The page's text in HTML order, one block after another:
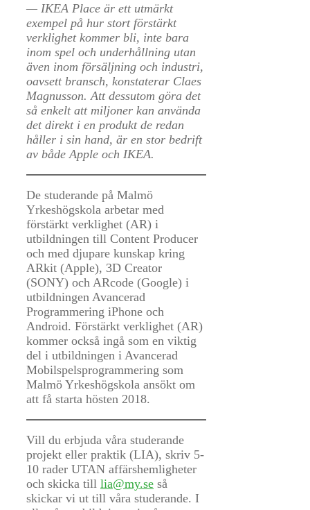
— IKEA Place är ett utmärkt
exempel på hur stort förstärkt
verklighet kommer bli, inte bara
inom spel och underhållning utan
även inom försäljning och industri,
oavsett bransch, konstaterar Claes
Magnusson. Att dessutom göra det
så enkelt att miljoner kan använda
det direkt i en produkt de redan
håller i sin hand, är en stor bedrift
av både Apple och IKEA.
De studerande på Malmö
Yrkeshögskola arbetar med
förstärkt verklighet (AR) i
utbildningen till Content Producer
och med djupare kunskap kring
ARkit (Apple), 3D Creator
(SONY) och ARcode (Google) i
utbildningen Avancerad
Programmering iPhone och
Android. Förstärkt verklighet (AR)
kommer också ingå som en viktig
del i utbildningen i Avancerad
Mobilspelsprogrammering som
Malmö Yrkeshögskola ansökt om
att få starta hösten 2018.
Vill du erbjuda våra studerande
projekt eller praktik (LIA), skriv 5-
10 rader UTAN affärshemligheter
och skicka till lia@my.se så
skickar vi ut till våra studerande. I